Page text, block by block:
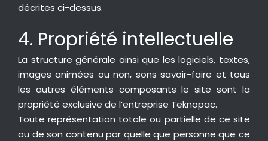
décrites ci-dessus.
4. Propriété intellectuelle
La structure générale ainsi que les logiciels, textes,
images animées ou non, sons savoir-faire et tous
les autres éléments composants le site sont la
propriété exclusive de l’entreprise Teknopac.
Toute représentation totale ou partielle de ce site
ou de son contenu par quelle que personne que ce